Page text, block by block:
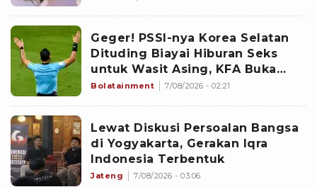
Geger! PSSI-nya Korea Selatan
Dituding Biayai Hiburan Seks
untuk Wasit Asing, KFA Buka
Suara
Bolatainment 7/08/2026 - 02:21
Lewat Diskusi Persoalan Bangsa
di Yogyakarta, Gerakan Iqra
Indonesia Terbentuk
Jateng 7/08/2026 - 03:06